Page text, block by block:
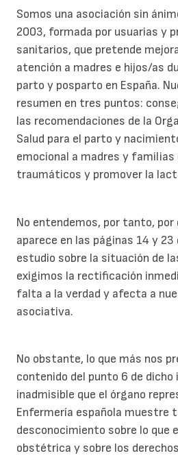
Somos una asociación sin
2003, formada por usuarias y
sanitarios, que pretende
atención a madres e hijos/as
parto y posparto en España.
resumen en tres puntos:
las recomendaciones de la
Salud para el parto y
emocional a madres y
traumáticos y promover la
No entendemos, por tanto, por
aparece en las páginas 14 y
estudio sobre la situación de
exigimos la rectificación
falta a la verdad y afecta a
asociativa.
No obstante, lo que más nos
contenido del punto 6 de
inadmisible que el órgano
Enfermería española muestre
desconocimiento sobre lo que
obstétrica y sobre los